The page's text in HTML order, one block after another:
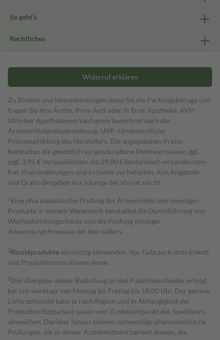
So geht's
Rechtliches
Widerruf erklären
Zu Risiken und Nebenwirkungen lesen Sie die Packungsbeilage und
fragen Sie Ihre Ärztin, Ihren Arzt oder in Ihrer Apotheke. AVP:
Üblicher Apothekenverkaufspreis berechnet nach der
Arzneimittelpreisverordnung. UVP: Unverbindliche
Preisempfehlung des Herstellers. Die angegebenen Preise
beinhalten die gesetzlich vorgeschriebene Mehrwertsteuer, ggf.
zzgl. 3,95 € Versandkosten. Ab 29,00 € Bestell­wert versand­kosten­
frei. Preisänderungen und Irrtümer vorbehalten. Alle Angebote
und Gratis-Beigaben nur solange der Vorrat reicht.
1 Eine pharmazeutische Prüfung der Arzneimittel und sonstigen
Produkte in deinem Warenkorb beinhaltet die Durchführung von
Wechselwirkungschecks und die Prüfung etwaiger
Anwendungshinweise des Herstellers.
2Biozidproduktevorsichtig verwenden. Vor Gebrauch stets Etikett
und Produktinformationen lesen.
3Die Übergabe deiner Bestellung an den Paketdienstleister erfolgt
bei uns werktags von Montag bis Freitag bis 18:00 Uhr. Der genaue
Lieferzeitpunkt kann je nach Region und in Abhängigkeit der
Produktverfügbarkeit sowie vom Zustellzeitpunkt des Spediteurs
abweichen. Darüber hinaus können notwendige pharmazeutische
Prüfungen, die zu deiner Arzneimittelsicherheit dienen, die